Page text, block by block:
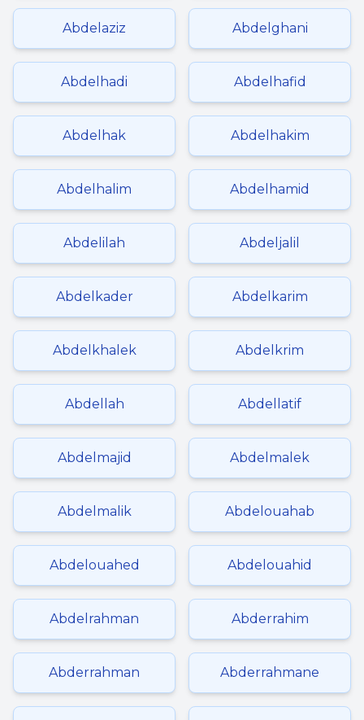
Abdelaziz Abdelghani
Abdelhadi Abdelhafid
Abdelhak Abdelhakim
Abdelhalim Abdelhamid
Abdelilah Abdeljalil
Abdelkader Abdelkarim
Abdelkhalek Abdelkrim
Abdellah Abdellatif
Abdelmajid Abdelmalek
Abdelmalik Abdelouahab
Abdelouahed Abdelouahid
Abdelrahman Abderrahim
Abderrahman Abderrahmane